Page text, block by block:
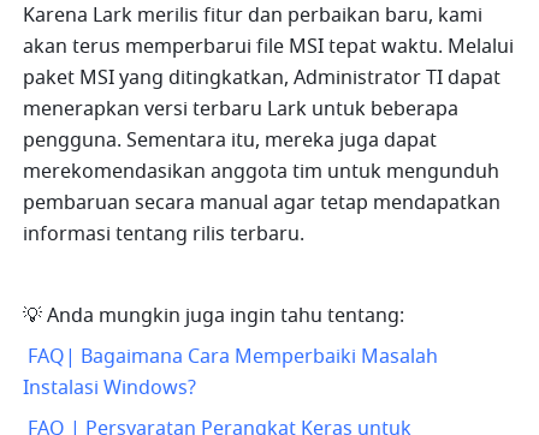
Karena Lark merilis fitur dan perbaikan baru, kami
akan terus memperbarui file MSI tepat waktu. Melalui
paket MSI yang ditingkatkan, Administrator TI dapat
menerapkan versi terbaru Lark untuk beberapa
pengguna. Sementara itu, mereka juga dapat
merekomendasikan anggota tim untuk mengunduh
pembaruan secara manual agar tetap mendapatkan
informasi tentang rilis terbaru.
💡 Anda mungkin juga ingin tahu tentang:
FAQ| Bagaimana Cara Memperbaiki Masalah
Instalasi Windows?